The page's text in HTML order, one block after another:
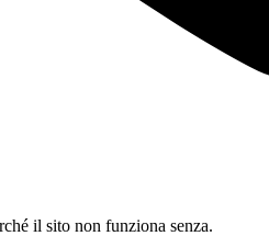
il sito non funziona senza.